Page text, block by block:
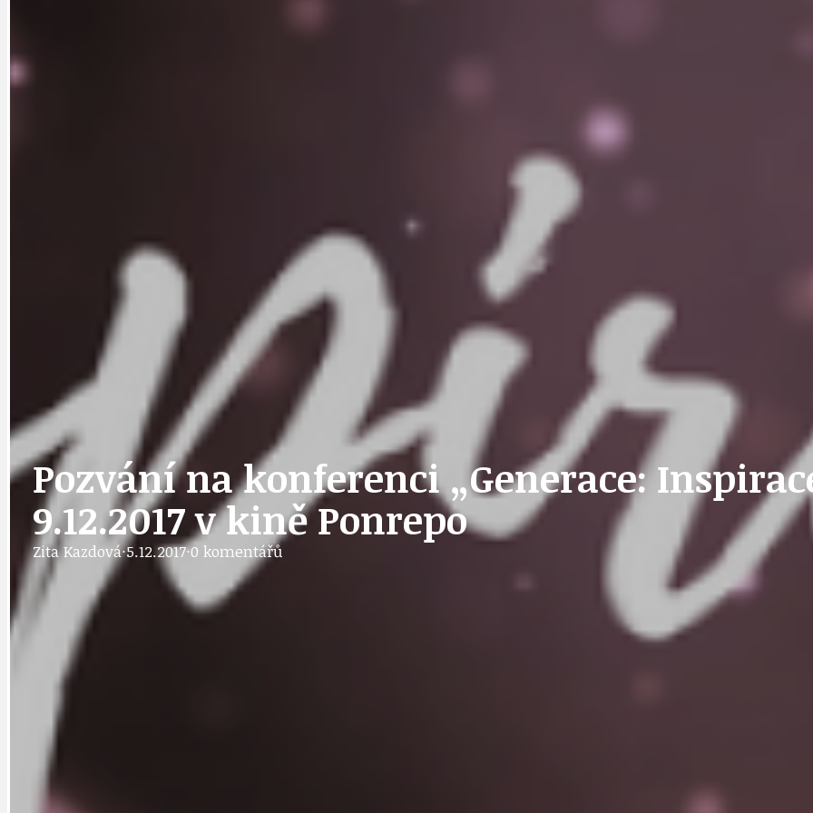
GRANTY A DOTACE
HODKOVSKÁ ULICE
IDEAL LUX
OBECNÍ ZPRAVODAJE
OBRAZEM, ZVUKEM
OSOBNOST
SKAUTSKÁ KLUBOVNA
SOCIÁLNÍ PROJEKTY A POMOC
STAVEBNÍ ZÁKON
PRAHA UDRŽITELNÁ
OBČANSKÁ SPOLEČNOST
DEZINFORMACE
CYKLOVÝLETY
POZVÁNKY
DALŠÍ
AKTUALITY
BÁSNĚ. FEJETONY. SATIRA
Pozvání na konferenci „Generace:
9.12.2017 v kině Ponrepo
Zita Kazdová·5.12.2017·0 komentářů